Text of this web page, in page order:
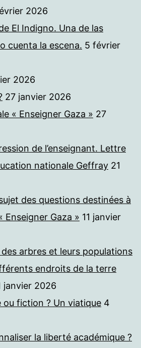
2026
El Indigno. Una de las
cuenta la escena. 5 février
2026
27 janvier 2026
« Enseigner Gaza » 27
de l’enseignant. Lettre
nationale Geffray 21
des questions destinées à
Enseigner Gaza » 11 janvier
arbres et leurs populations
endroits de la terre
janvier 2026
ou fiction ? Un viatique 4
la liberté académique ?